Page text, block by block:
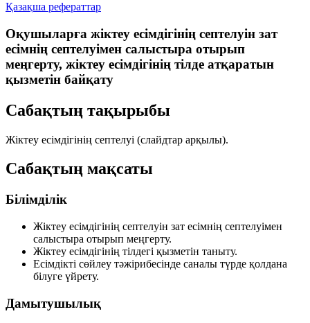
Қазақша рефераттар
Оқушыларға жіктеу есімдігінің септелуін зат
есімнің септелуімен салыстыра отырып
меңгерту, жіктеу есімдігінің тілде атқаратын
қызметін байқату
Сабақтың тақырыбы
Жіктеу есімдігінің септелуі (слайдтар арқылы).
Сабақтың мақсаты
Білімділік
Жіктеу есімдігінің септелуін зат есімнің септелуімен
салыстыра отырып меңгерту.
Жіктеу есімдігінің тілдегі қызметін таныту.
Есімдікті сөйлеу тәжірибесінде саналы түрде қолдана
білуге үйрету.
Дамытушылық